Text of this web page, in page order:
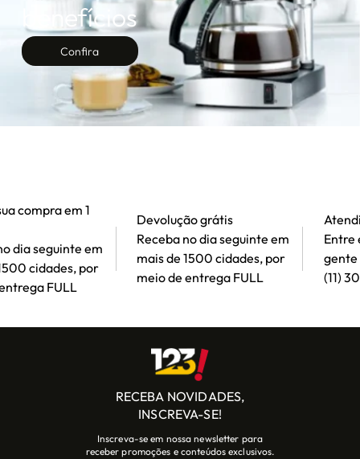
benefícios
Confira
em 1
em
por
FULL
Devolução grátis
Receba no dia seguinte em
mais de 1500 cidades, por
meio de entrega FULL
Entre em
gente
(11) 3090-
RECEBA NOVIDADES,
INSCREVA-SE!
Inscreva-se em nossa newsletter para
receber promoções e conteúdos exclusivos.